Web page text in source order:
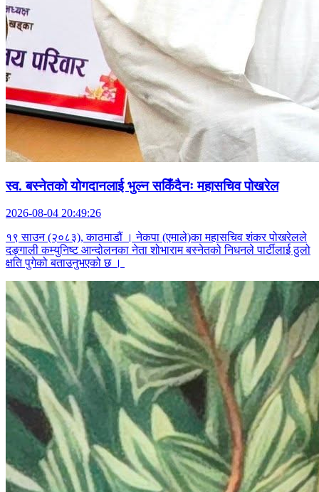
स्व. बस्नेतको योगदानलाई भुल्न सकिँदैनः महासचिव पोखरेल
2026-08-04 20:49:26
१९ साउन (२०८३), काठमाडौं । नेकपा (एमाले)का महासचिव शंकर पोखरेलले
दङ्गाली कम्युनिष्ट आन्दोलनका नेता शोभाराम बस्नेतको निधनले पार्टीलाई ठुलो
क्षति पुगेको बताउनुभएको छ ।